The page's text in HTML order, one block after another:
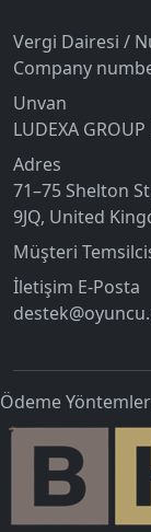
Vergi Dairesi /
Company
Unvan
LUDEXA
Adres
71–75 Shelton
9JQ, United
Müşteri
İletişim E-Posta
Ödeme